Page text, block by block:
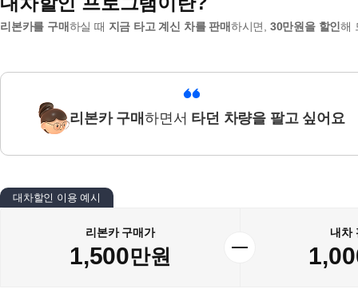
리본카를 구매하실 때 지금 타고 계신 차를 판매하시면, 30만원을 할인해
리본카 구매하면서 타던 차량을 팔고 싶어요
대차할인 이용 예시
리본카 구매가
1,500만원
내차